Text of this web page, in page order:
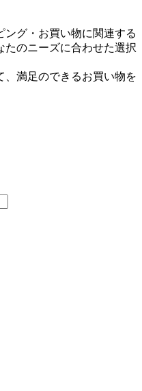
ング・お買い物に関連する
たのニーズに合わせた選択
、満足のできるお買い物を